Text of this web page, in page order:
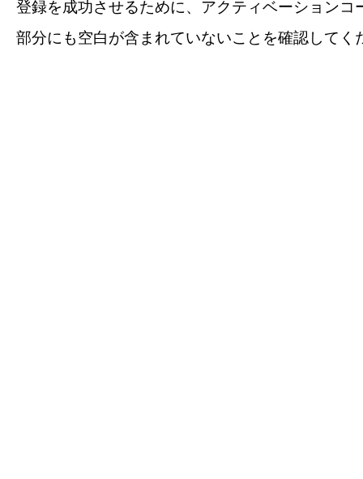
登録を成功させるために、アクティベーションコ
部分にも空白が含まれていないことを確認してく